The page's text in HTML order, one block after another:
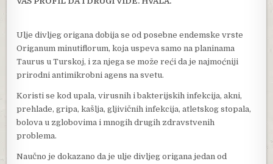
Ulje divljeg origana dobija se od posebne endemske vrste
Origanum minutiflorum, koja uspeva samo na planinama
Taurus u Turskoj, i za njega se može reći da je najmoćniji
prirodni antimikrobni agens na svetu.
Koristi se kod upala, virusnih i bakterijskih infekcija, akni,
prehlade, gripa, kašlja, gljivičnih infekcija, atletskog stopala,
bolova u zglobovima i mnogih drugih zdravstvenih
problema.
Naučno je dokazano da je ulje divljeg origana jedan od